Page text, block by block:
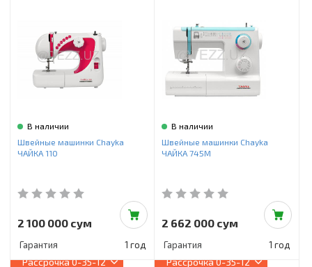
В наличии
Швейные машинки Chayka
ЧАЙКА 110
2 100 000 сум
Гарантия 1 год
В наличии
Швейные машинки Chayka
ЧАЙКА 745М
2 662 000 сум
Гарантия 1 год
Рассрочка0-35-12 Рассрочка0-35-12